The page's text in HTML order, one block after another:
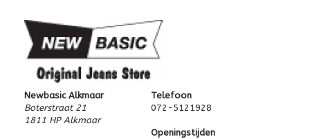
Newbasic Alkmaar
Boterstraat 21
1811 HP Alkmaar
Telefoon
072-5121928
Openingstijden